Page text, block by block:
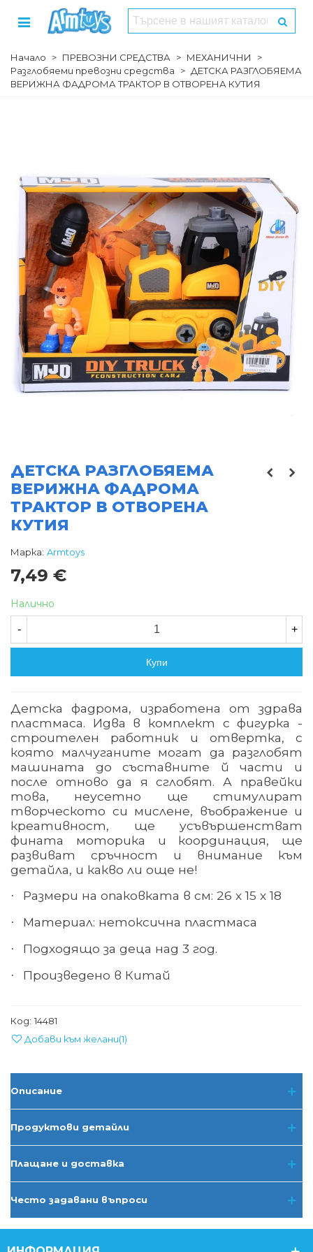
Начало > ПРЕВОЗНИ СРЕДСТВА > МЕХАНИЧНИ
>
Разглобяеми превозни средства
> ДЕТСКА РАЗГЛОБЯЕМА
ВЕРИЖНА ФАДРОМА ТРАКТОР В ОТВОРЕНА КУТИЯ
ДЕТСКА РАЗГЛОБЯЕМА
ВЕРИЖНА ФАДРОМА
ТРАКТОР В ОТВОРЕНА
КУТИЯ
Марка: Armtoys
7,49 €
Налично
- +
Купи
Детска фадрома, изработена от здрава
пластмаса. Идва в комплект с фигурка -
строителен работник и отвертка, с
която малчуганите могат да разглобят
машината до съставните й части и
после отново да я сглобят. А правейки
това, неусетно ще стимулират
творческото си мислене, въображение и
креативност, ще усъвършенстват
фината моторика и координация, ще
развиват сръчност и внимание към
детайла, и какво ли още не!
· Размери на опаковката в см: 26 х 15 х 18
· Материал: нетоксична пластмаса
· Подходящо за деца над 3 год.
· Произведено в Китай
Код: 14481
Добави към желани(1)
Описание
Продуктови детайли
Плащане и доставка
Често задавани въпроси